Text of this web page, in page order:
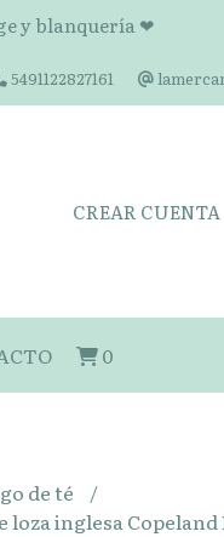
y blanquería ❤
5491122827161
CREAR CUENTA
0
de té
loza inglesa Copeland